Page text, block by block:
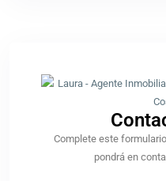
Complete este
pondrá en